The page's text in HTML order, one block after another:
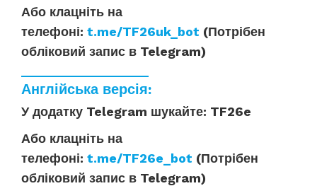
Або клацніть на
телефоні: t.me/TF26uk_bot (Потрібен
обліковий запис в Telegram)
Англійська версія:
У додатку Telegram шукайте: TF26e
Або клацніть на
телефоні: t.me/TF26e_bot (Потрібен
обліковий запис в Telegram)